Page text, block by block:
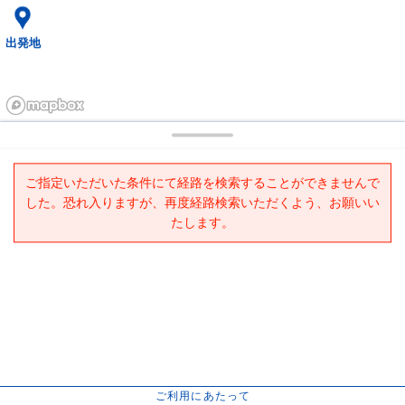
出発地
ご指定いただいた条件にて経路を検索することができませんで
した。恐れ入りますが、再度経路検索いただくよう、お願いい
たします。
ご利用にあたって